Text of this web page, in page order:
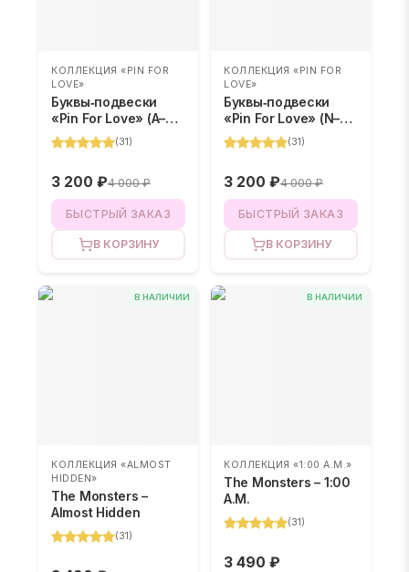
КОЛЛЕКЦИЯ «PIN FOR
LOVE»
Буквы‑подвески
«Pin For Love» (A–M)
– BLIND BOX
(31)
3 200 ₽4 000 ₽
БЫСТРЫЙ ЗАКАЗ
В КОРЗИНУ
КОЛЛЕКЦИЯ «PIN FOR
LOVE»
Буквы‑подвески
«Pin For Love» (N–Z)
– BLIND BOX
(31)
3 200 ₽4 000 ₽
БЫСТРЫЙ ЗАКАЗ
В КОРЗИНУ
В НАЛИЧИИ
КОЛЛЕКЦИЯ «ALMOST
HIDDEN»
The Monsters –
Almost Hidden
(31)
В НАЛИЧИИ
КОЛЛЕКЦИЯ «1:00 A.M.»
The Monsters – 1:00
A.M.
(31)
3 490 ₽